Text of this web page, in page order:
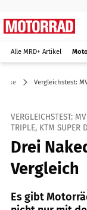
Alle MRD+ Artikel
Bike Vergleichstest:
VERGLEICHSTEST:
TRIPLE, KTM SUPER
Drei
Vergleich
Es gibt